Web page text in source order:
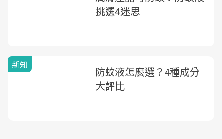
挑選4迷思
新知
防蚊液怎麼選？4種成分
大評比